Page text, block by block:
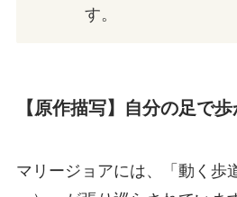
す。
【原作描写】自分の足で
マリージョアには、「動く歩